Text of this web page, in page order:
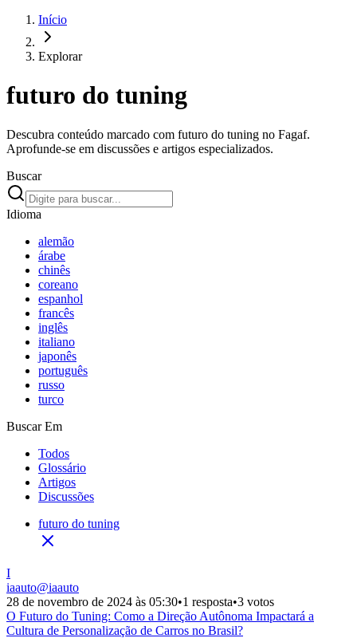
Início
Explorar
futuro do tuning
Descubra conteúdo marcado com futuro do tuning no Fagaf.
Aprofunde-se em discussões e artigos especializados.
Buscar
Idioma
alemão
árabe
chinês
coreano
espanhol
francês
inglês
italiano
japonês
português
russo
turco
Buscar Em
Todos
Glossário
Artigos
Discussões
futuro do tuning
I
iaauto@iaauto
28 de novembro de 2024 às 05:30•1 resposta•3 votos
O Futuro do Tuning: Como a Direção Autônoma Impactará a
Cultura de Personalização de Carros no Brasil?